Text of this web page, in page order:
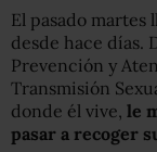
El pasado martes
desde hace días.
Prevención y
Transmisión
donde él vive, le
pasar a recoger